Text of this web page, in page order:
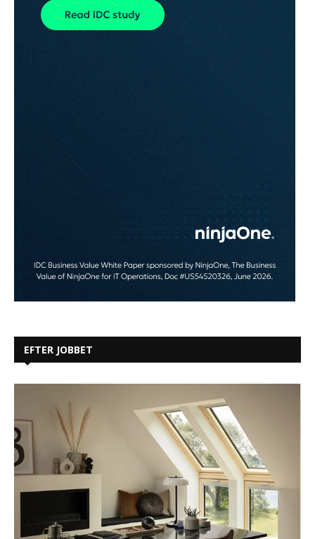
EFTER JOBBET